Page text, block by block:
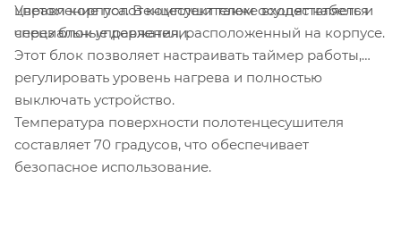
цветом корпуса. В комплект также входят кабель и
специальные держатели.
Управление полотенцесушителем осуществляется
через блок управления, расположенный на корпусе.
Этот блок позволяет настраивать таймер работы,
регулировать уровень нагрева и полностью
выключать устройство.
Температура поверхности полотенцесушителя
составляет 70 градусов, что обеспечивает
безопасное использование.